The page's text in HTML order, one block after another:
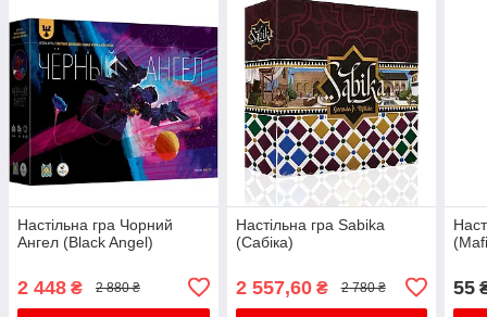
Настільна гра Чорний
Ангел (Black Angel)
2 448 ₴ 2 880 ₴
Настільна гра Sabika
(Сабіка)
2 557,60₴ 2 780 ₴ 55